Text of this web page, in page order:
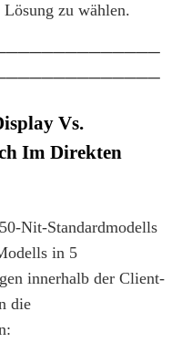
zu wählen.
Vs.
Im Direkten
Nit-Standardmodells
in 5
innerhalb der Client-
die